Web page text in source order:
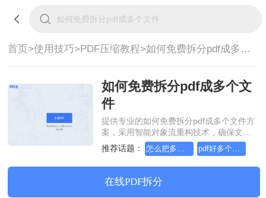
首页>使用技巧>PDF压缩教程> 如何免费拆分pdf成多个文件
如何免费拆分pdf成多个文
件
提供专业的如何免费拆分pdf成多个文件方
案，采用智能对象流重构技术，确保文档
1:1高保真还原且排版不乱码。支持一键批
量处理，全链路 SSL 加密保障隐私安全。
助您快速实现如何免费拆分pdf成多个文
件，无需安装，高效办公。
推荐话题：
在线PDF拆分